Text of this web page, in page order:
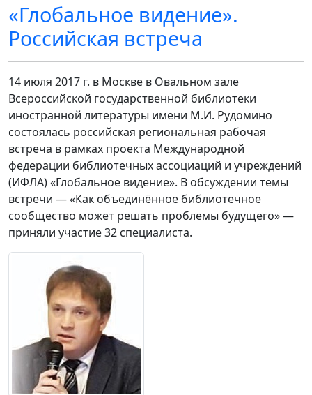
«Глобальное видение».
Российская встреча
14 июля 2017 г. в Москве в Овальном зале
Всероссийской государственной библиотеки
иностранной литературы имени М.И. Рудомино
состоялась российская региональная рабочая
встреча в рамках проекта Международной
федерации библиотечных ассоциаций и учреждений
(ИФЛА) «Глобальное видение». В обсуждении темы
встречи — «Как объединённое библиотечное
сообщество может решать проблемы будущего» —
приняли участие 32 специалиста.